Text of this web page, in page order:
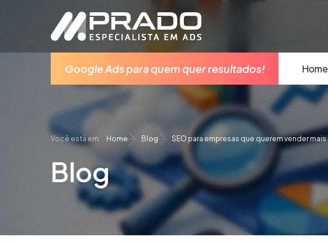
Google Ads para quem quer resultados! Home
Home Blog SEO para empresas que querem vender mais
Blog